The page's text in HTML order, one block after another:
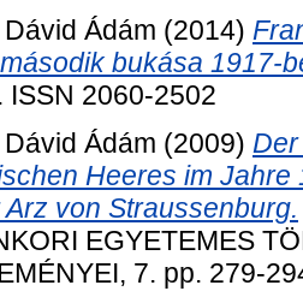
Ádám (2014)
bukása 1917-
ISSN 2060-2502
Ádám (2009)
Heeres im
Arz von Straussenburg.
EGYETEMES
7. pp. 279-